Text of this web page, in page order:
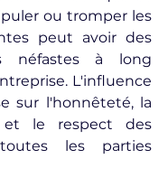
ou tromper les
peut avoir des
néfastes à long
L'influence
sur l'honnêteté, la
et le respect des
les parties